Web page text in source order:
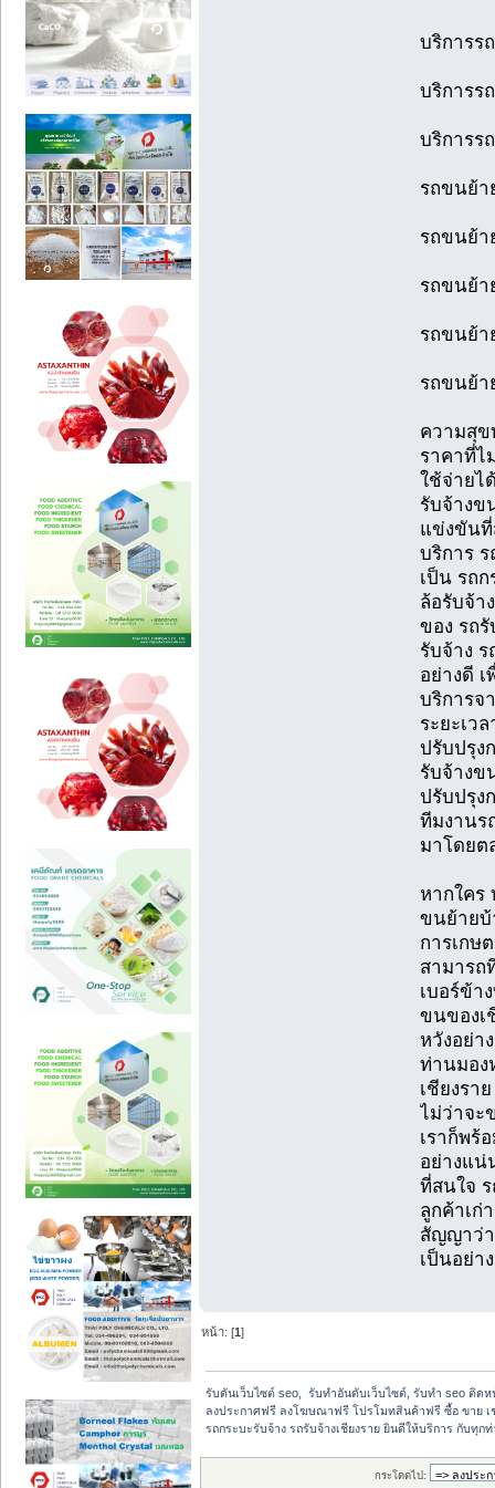
บริการร
บริการร
บริการร
รถขนย้า
รถขนย้า
รถขนย้า
รถขนย้า
รถขนย้า
ความสุข
ราคาที่ไ
ใช้จ่ายไ
รับจ้างข
แข่งขันที่
บริการ
เป็น รถ
ล้อรับจ้า
ของ รถรั
รับจ้าง
อย่างดี
บริการจ
ระยะเว
ปรับปรุง
รับจ้างข
ปรับปรุง
ทีมงานร
มาโดยต
หากใคร
ขนย้ายบ้
การเกษ
สามารถ
เบอร์ข้า
ขนของเ
หวังอย่า
ท่านมอง
เชียงรา
ไม่ว่าจะ
เราก็พร้
อย่างแ
ที่สนใจ ร
ลูกค้าเก่
สัญญาว่
เป็นอย่า
หน้า: [1]
รับดันเว็บไซต์ seo,  รับทำอันดับเว็บไซต์, รับทำ seo ติดห
ลงประกาศฟรี ลงโฆษณาฟรี โปรโมทสินค้าฟรี ซื้อ ขาย เ
รถกระบะรับจ้าง รถรับจ้างเชียงราย ยินดีให้บริการ กับทุก
กระโดดไป: